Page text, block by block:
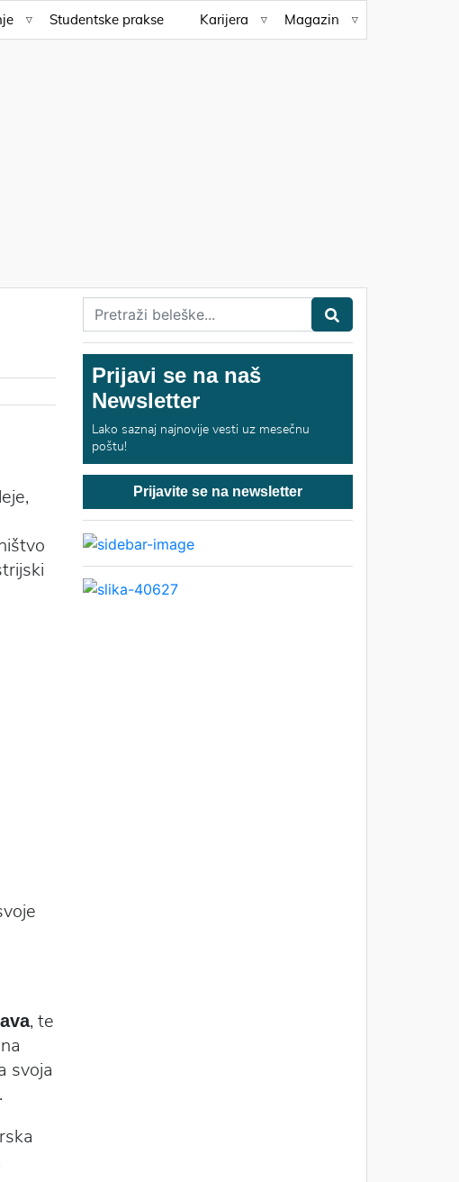
Studentske prakse Karijera Magazin
, te
svoja
Prijavi se na naš
Newsletter
Lako saznaj najnovije vesti uz mesečnu
poštu!
Prijavite se na newsletter